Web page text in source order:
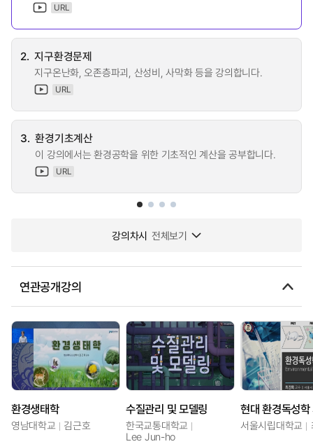
URL
2. 지구환경문제
지구온난화, 오존층파괴, 산성비, 사막화 등을 강의합니다.
URL
3. 환경기초계산
이 강의에서는 환경공학을 위한 기초적인 계산을 공부합니다.
URL
강의차시 전체보기
연관공개강의
환경생태학
영남대학교 김근호
수질관리 및 모델링
한국교통대학교
Lee Jun-ho
현대 환경독성
서울시립대학교